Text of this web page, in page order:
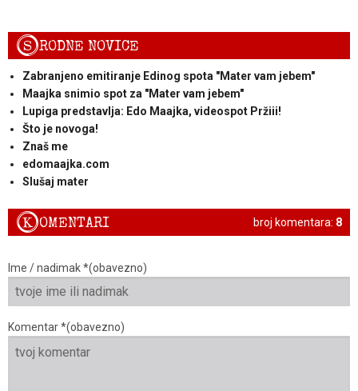
SRODNE NOVICE
Zabranjeno emitiranje Edinog spota "Mater vam jebem"
Maajka snimio spot za "Mater vam jebem"
Lupiga predstavlja: Edo Maajka, videospot Pržiii!
Što je novoga!
Znaš me
edomaajka.com
Slušaj mater
broj komentara: 8
KOMENTARI
Ime / nadimak *(obavezno)
Komentar *(obavezno)